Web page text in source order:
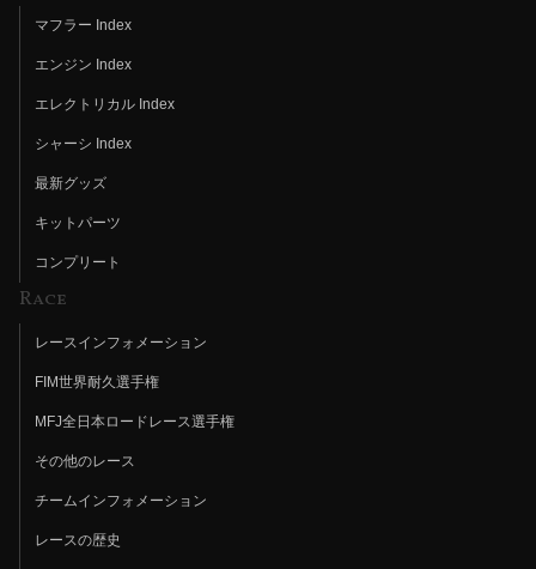
マフラー Index
エンジン Index
エレクトリカル Index
シャーシ Index
最新グッズ
キットパーツ
コンプリート
Race
レースインフォメーション
FIM世界耐久選手権
MFJ全日本ロードレース選手権
その他のレース
チームインフォメーション
レースの歴史